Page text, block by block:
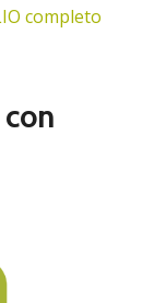
completo